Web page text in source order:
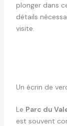
plonger dans
détails
visite.
Un écrin de
Le Parc du
est souvent